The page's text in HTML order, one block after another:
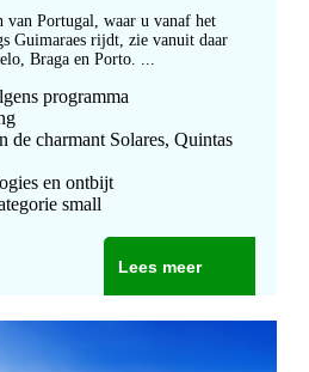
Portugal, waar u vanaf het
Guimaraes rijdt, zie vanuit daar
Braga en Porto. ...
programma
de charmant Solares, Quintas
en ontbijt
small
Lees meer